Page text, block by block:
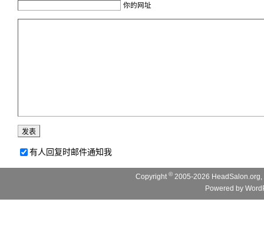
你的网址
有人回复时邮件通知我
Copyright© 2005-2026
Powered by